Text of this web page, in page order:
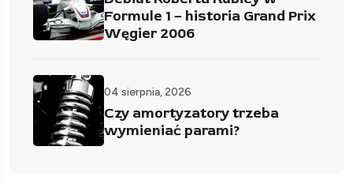
Formule 1 – historia Grand Prix
Węgier 2006
04 sierpnia, 2026
Czy amortyzatory trzeba
wymieniać parami?